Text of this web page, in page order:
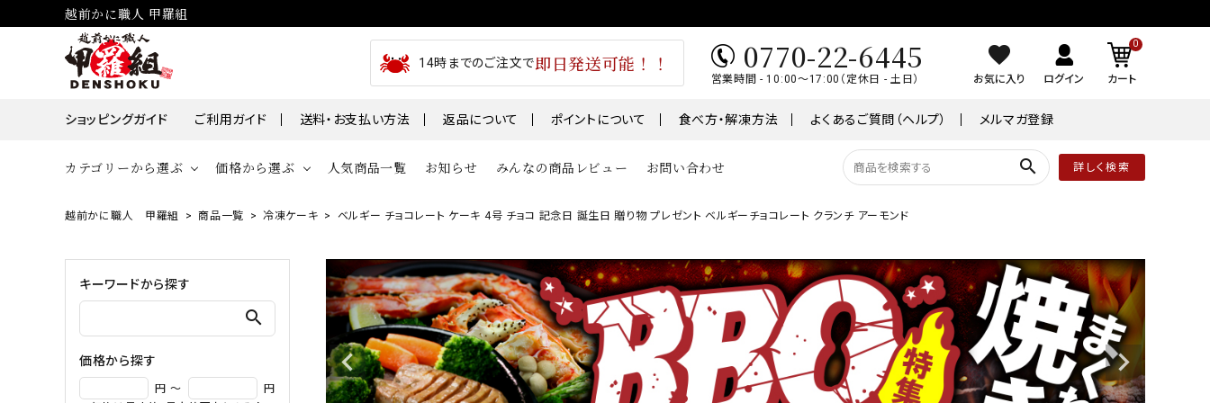
越前かに職人 甲羅組
14時までのご注文で即日発送可能！！ 0770-22-6445
営業時間 - 10:00～17:00（定休日 - 土日） お気に入り ログイン
0
カート
ショッピングガイド ご利用ガイド 送料・お支払い方法 返品について ポイントについて 食べ方・解凍方法 よくあるご質問（ヘルプ） メルマガ登録
カテゴリーから選ぶ
ズワイガニ
毛ガニ
えび
帆立・ホタテ
牡蠣・カキ
魚卵
うなぎ
鮭・サーモン
鯖・サバ
骨取り切身シリーズ
干物
ギフト
おせち
ケーキ
ワイン
業務用
価格から選ぶ
￥10,001～￥30,000 ￥30,001～
人気商品一覧 お知らせ みんなの商品レビュー お問い合わせ search 詳しく検索
越前かに職人 甲羅組 商品一覧 冷凍ケーキ ベルギー チョコレート ケーキ 4号 チョコ 記念日 誕生日 贈り物 プレゼント ベルギーチョコレート クランチ アーモンド
キーワードから探す
search
価格から探す
円 ～
円